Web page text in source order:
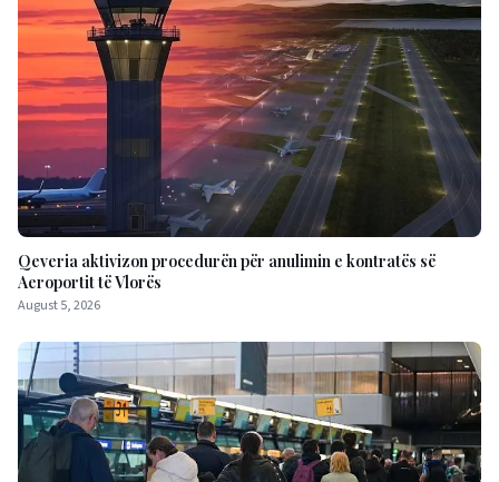
Qeveria aktivizon procedurën për anulimin e kontratës së
Aeroportit të Vlorës
August 5, 2026